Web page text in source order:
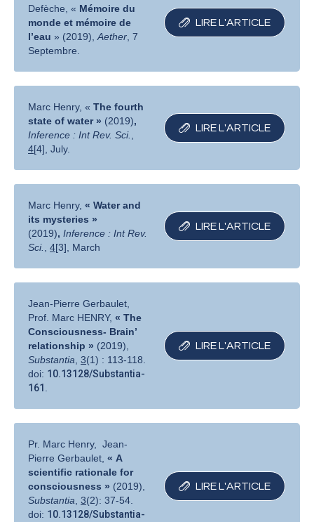
Defèche, « Mémoire du
monde et mémoire de
l’eau » (2019),Aether, 7
Septembre.
LIRE L′ARTICLE
Marc Henry, «The fourth
state of water » (2019),
Inference : Int Rev. Sci.,
4[4], July.
LIRE L′ARTICLE
Marc Henry,« Water and
its mysteries »
(2019), Inference : Int Rev.
Sci.,4[3], March
LIRE L′ARTICLE
Jean-Pierre Gerbaulet,
Prof. Marc HENRY,« The
Consciousness- Brain’
relationship » (2019),
Substantia,3(1) : 113-118.
doi: 10.13128/Substantia-
161 .
LIRE L′ARTICLE
Pr. Marc Henry, Jean-
Pierre Gerbaulet,« A
scientific rationale for
consciousness » (2019),
Substantia,3(2): 37-54.
doi: 10.13128/Substantia-
LIRE L′ARTICLE